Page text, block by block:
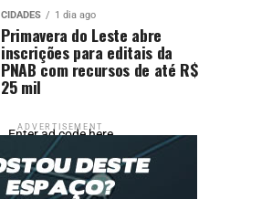
CIDADES 1 dia ago
Primavera do Leste abre
inscrições para editais da
PNAB com recursos de até R$
25 mil
ADVERTISEMENT
Enter ad code here